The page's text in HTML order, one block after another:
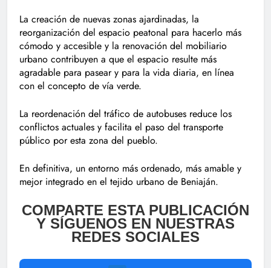
La creación de nuevas zonas ajardinadas, la
reorganización del espacio peatonal para hacerlo más
cómodo y accesible y la renovación del mobiliario
urbano contribuyen a que el espacio resulte más
agradable para pasear y para la vida diaria, en línea
con el concepto de vía verde.
La reordenación del tráfico de autobuses reduce los
conflictos actuales y facilita el paso del transporte
público por esta zona del pueblo.
En definitiva, un entorno más ordenado, más amable y
mejor integrado en el tejido urbano de Beniaján.
COMPARTE ESTA PUBLICACIÓN
Y SÍGUENOS EN NUESTRAS
REDES SOCIALES